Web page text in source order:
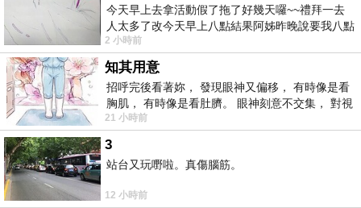
今天早上去拿活動假了拖了好幾天囉~~禮拜一去
人太多了改今天早上八點結果阿姊昨晚說要我八點
去西螺農會~回到莿桐都8點半多了
2 小時前
知其用意
招呼完後看著妳， 發現眼神又偏移， 有時像是看
胸肌， 有時像是看肚臍。 眼神刻意不交集， 對視
視線不對齊， 讓我很難不
21 小時前
3
站台又玩嘢啦。真傷腦筋。
12 小時前